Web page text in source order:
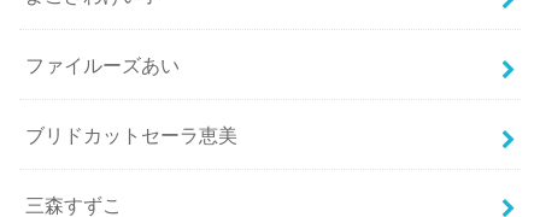
ファイルーズあい
ブリドカットセーラ恵美
三森すずこ